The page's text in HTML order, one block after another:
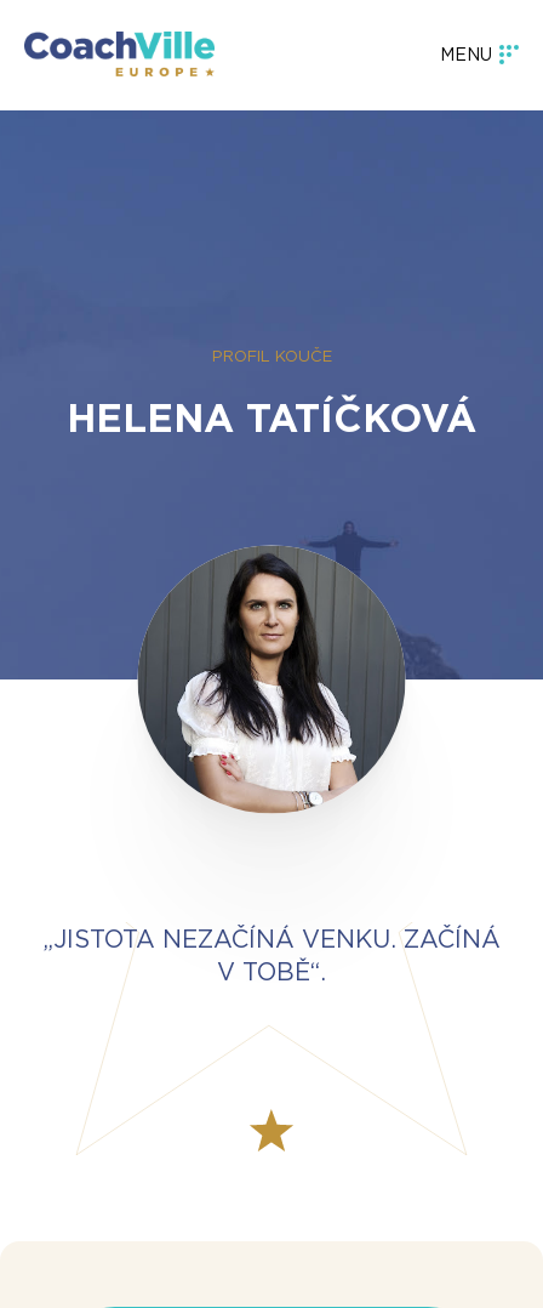
MENU
PROFIL KOUČE
HELENA TATÍČKOVÁ
„JISTOTA NEZAČÍNÁ VENKU. ZAČÍNÁ
V TOBĚ“.